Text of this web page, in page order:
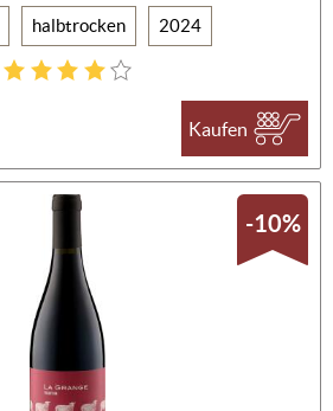
halbtrocken 2024
Kaufen
-10%